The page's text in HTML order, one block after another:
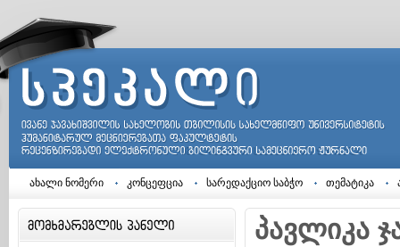
ახალი ნომერი კონცეფცია სარედაქციო საბჭო თემატიკა
პავლიკა